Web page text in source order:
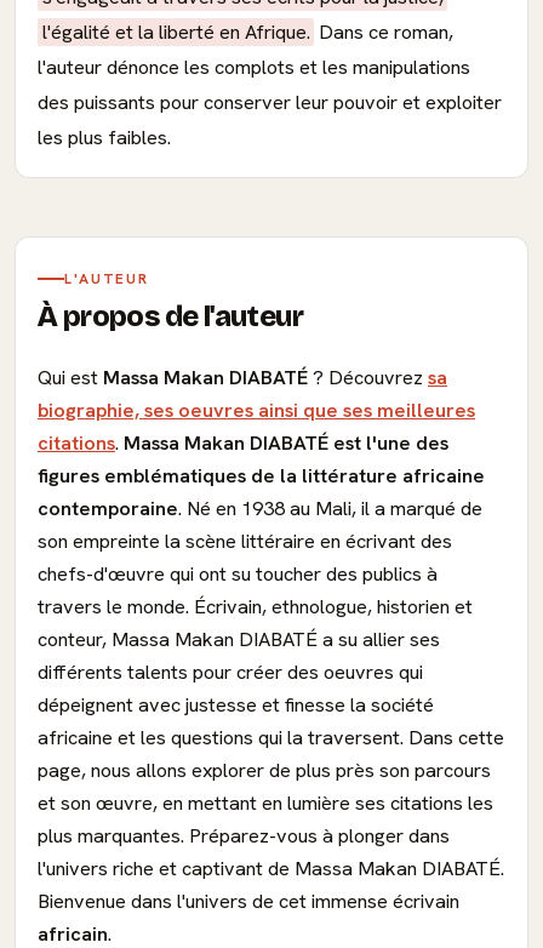
l'égalité et la liberté en Afrique. Dans ce roman,
l'auteur dénonce les complots et les manipulations
des puissants pour conserver leur pouvoir et exploiter
les plus faibles.
L'AUTEUR
À propos de l'auteur
Qui est Massa Makan DIABATÉ? Découvrez sa
biographie, ses oeuvres ainsi que ses meilleures
citations. Massa Makan DIABATÉ est l'une des
figures emblématiques de la littérature africaine
contemporaine. Né en 1938 au Mali, il a marqué de
son empreinte la scène littéraire en écrivant des
chefs-d'œuvre qui ont su toucher des publics à
travers le monde. Écrivain, ethnologue, historien et
conteur, Massa Makan DIABATÉ a su allier ses
différents talents pour créer des oeuvres qui
dépeignent avec justesse et finesse la société
africaine et les questions qui la traversent. Dans cette
page, nous allons explorer de plus près son parcours
et son œuvre, en mettant en lumière ses citations les
plus marquantes. Préparez-vous à plonger dans
l'univers riche et captivant de Massa Makan DIABATÉ.
Bienvenue dans l'univers de cet immense écrivain
africain.